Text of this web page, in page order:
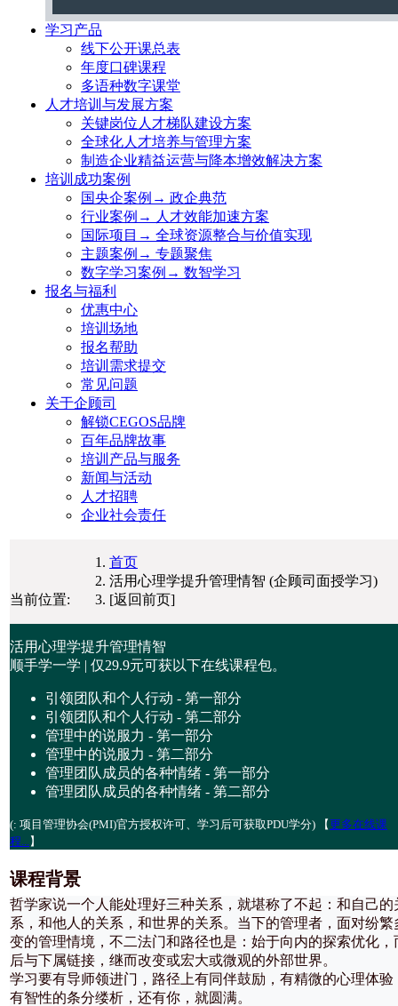
学习产品
线下公开课总表
年度口碑课程
多语种数字课堂
人才培训与发展方案
关键岗位人才梯队建设方案
全球化人才培养与管理方案
制造企业精益运营与降本增效解决方案
培训成功案例
国央企案例→ 政企典范
行业案例→ 人才效能加速方案
国际项目→ 全球资源整合与价值实现
主题案例→ 专题聚焦
数字学习案例→ 数智学习
报名与福利
优惠中心
培训场地
报名帮助
培训需求提交
常见问题
关于企顾司
解锁CEGOS品牌
百年品牌故事
培训产品与服务
新闻与活动
人才招聘
企业社会责任
当前位置:
首页
活用心理学提升管理情智 (企顾司面授学习)
[返回前页]
活用心理学提升管理情智
顺手学一学 | 仅29.9元可获以下在线课程包。
引领团队和个人行动 - 第一部分
引领团队和个人行动 - 第二部分
管理中的说服力 - 第一部分
管理中的说服力 - 第二部分
管理团队成员的各种情绪 - 第一部分
管理团队成员的各种情绪 - 第二部分
(: 项目管理协会(PMI)官方授权许可、学习后可获取PDU学分) 【更多在线课
程...】
课程背景
哲学家说一个人能处理好三种关系，就堪称了不起：和自己的
系，和他人的关系，和世界的关系。当下的管理者，面对纷繁
变的管理情境，不二法门和路径也是：始于向内的探索优化，
后与下属链接，继而改变或宏大或微观的外部世界。
学习要有导师领进门，路径上有同伴鼓励，有精微的心理体验
有智性的条分缕析，还有你，就圆满。